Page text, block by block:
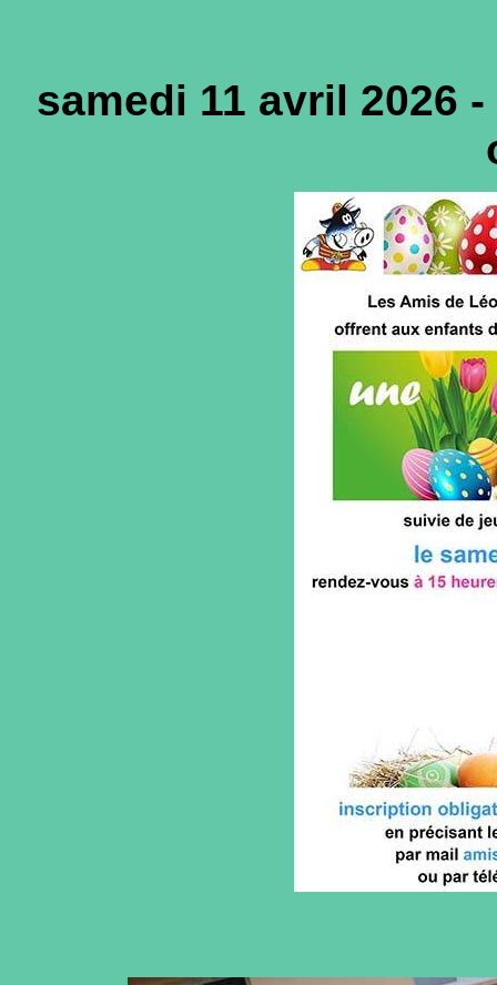
samedi 11 avril 2026